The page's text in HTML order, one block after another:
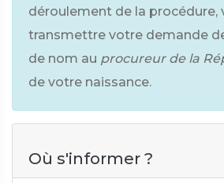
déroulement de la procédure,
transmettre votre demande
de nom au procureur de la
de votre naissance.
Où s'informer ?